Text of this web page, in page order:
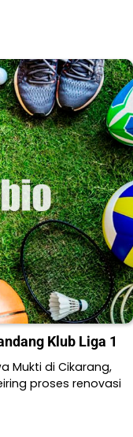
Klub Liga 1
Mukti di Cikarang,
proses renovasi